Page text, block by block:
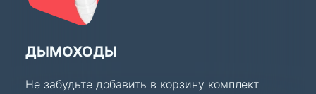
ДЫМОХОДЫ
Не забудьте добавить в корзину комплект